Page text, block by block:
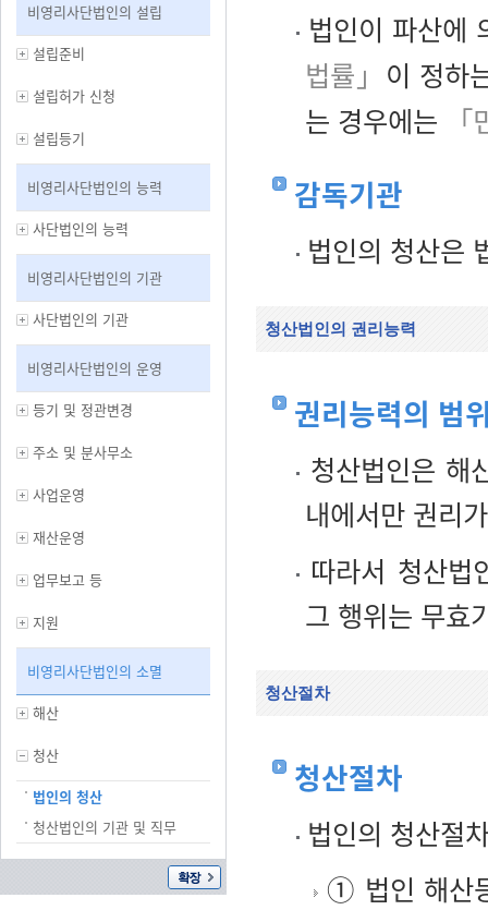
비영리사단법인의 설립
설립준비
설립허가 신청
설립등기
비영리사단법인의 능력
사단법인의 능력
비영리사단법인의 기관
사단법인의 기관
비영리사단법인의 운영
등기 및 정관변경
주소 및 분사무소
사업운영
재산운영
업무보고 등
지원
비영리사단법인의 소멸
해산
청산
법인의 청산
청산법인의 기관 및 직무
법인이 파산에
법률」 이 정하
는 경우에는
감독기관
법인의 청산은
청산법인의 권리능력
권리능력의 범
청산법인은 해
내에서만 권리
따라서 청산법
그 행위는 무효
청산절차
청산절차
법인의 청산절
① 법인 해산